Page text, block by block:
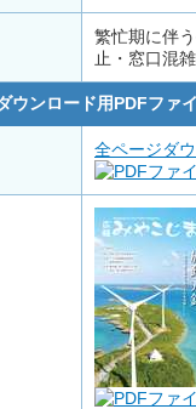
繁忙期に伴
止・窓口混
ウンロード用PDFファ
全ページダ